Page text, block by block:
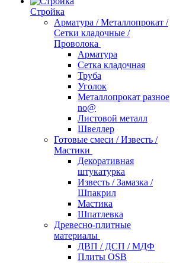
Стройка
Арматура / Металлопрокат /
Сетки кладочные /
Проволока
Арматура
Сетка кладочная
Труба
Уголок
Металлопрокат разное
no@
Листовой металл
Швеллер
Готовые смеси / Известь /
Мастики
Декоративная
штукатурка
Известь / Замазка /
Шпакрил
Мастика
Шпатлевка
Древесно-плитные
материалы
ДВП / ДСП / МДФ
Плиты OSB